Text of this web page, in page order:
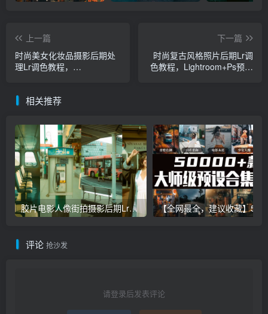
上一篇
时尚美女化妆品摄影后期处
理Lr调色教程，
下一篇
时尚复古风格照片后期Lr调
色教程，Lightroom+Ps预设
相关推荐
胶片电影人像街拍摄影后期Lr调色教程，手机滤镜PS+Lightroom预设下载！
评论 抢沙发
请登录后发表评论